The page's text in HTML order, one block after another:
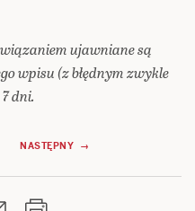
ujawniane są
wpisu (z błędnym zwykle
dni.
NASTĘPNY →